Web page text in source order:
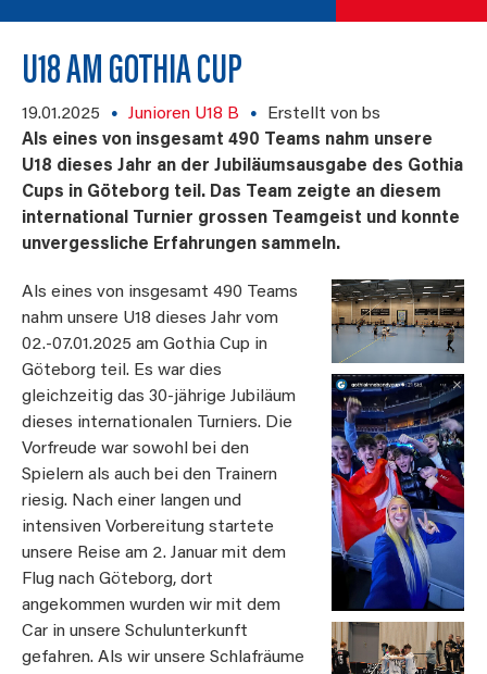
U18 AM GOTHIA CUP
19.01.2025 Junioren U18 B
Erstellt von bs
Als eines von insgesamt 490 Teams nahm unsere
U18 dieses Jahr an der Jubiläumsausgabe des Gothia
Cups in Göteborg teil. Das Team zeigte an diesem
international Turnier grossen Teamgeist und konnte
unvergessliche Erfahrungen sammeln.
Als eines von insgesamt 490 Teams
nahm unsere U18 dieses Jahr vom
02.-07.01.2025 am Gothia Cup in
Göteborg teil. Es war dies
gleichzeitig das 30-jährige Jubiläum
dieses internationalen Turniers. Die
Vorfreude war sowohl bei den
Spielern als auch bei den Trainern
riesig. Nach einer langen und
intensiven Vorbereitung startete
unsere Reise am 2. Januar mit dem
Flug nach Göteborg, dort
angekommen wurden wir mit dem
Car in unsere Schulunterkunft
gefahren. Als wir unsere Schlafräume